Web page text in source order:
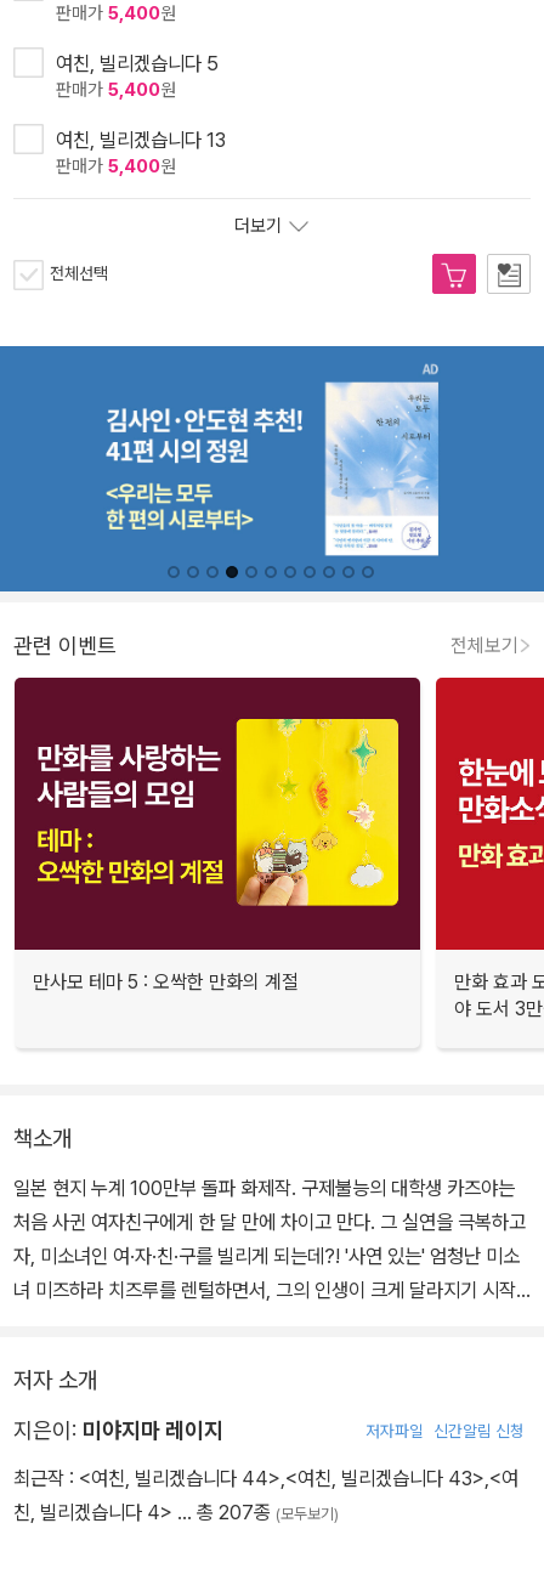
판매가 5,400원
여친, 빌리겠습니다 5
판매가 5,400원
여친, 빌리겠습니다 13
판매가 5,400원
더보기
전체선택
관련 이벤트 전체보기
만사모 테마 5 : 오싹한 만화의 계절
만화 효과
야 도서 3
책소개
일본 현지 누계 100만부 돌파 화제작. 구제불능의 대학생 카즈야는
처음 사귄 여자친구에게 한 달 만에 차이고 만다. 그 실연을 극복하고
자, 미소녀인 여·자·친·구를 빌리게 되는데?! '사연 있는' 엄청난 미소
녀 미즈하라 치즈루를 렌털하면서, 그의 인생이 크게 달라지기 시작
저자 소개
지은이: 미야지마 레이지 저자파일 신간알림 신청
최근작 : <여친, 빌리겠습니다 44> <여친, 빌리겠습니다 43> <여
친, 빌리겠습니다 4> … 총 207종 (모두보기)